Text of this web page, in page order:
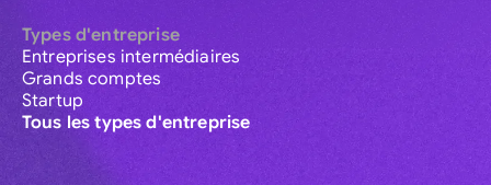
Types d'entreprise
Entreprises intermédiaires
Grands comptes
Startup
Tous les types d'entreprise